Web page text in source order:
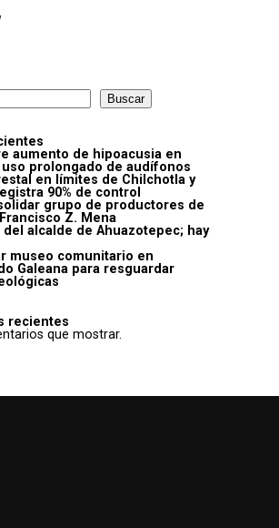
Buscar
aumento de hipoacusia en
prolongado de audífonos
en límites de Chilchotla y
90% de control
grupo de productores de
Z. Mena
del alcalde de Ahuazotepec; hay
museo comunitario en
Galeana para resguardar
recientes
que mostrar.